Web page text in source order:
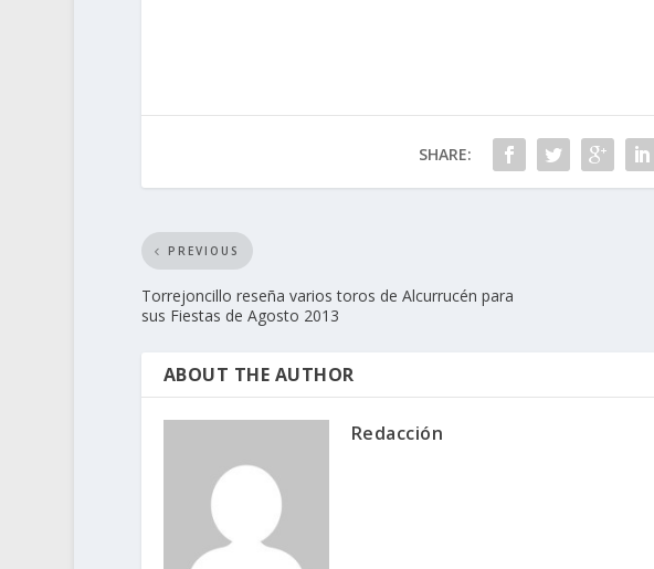
SHARE:
PREVIOUS
Torrejoncillo reseña varios toros de Alcurrucén para
sus Fiestas de Agosto 2013
ABOUT THE AUTHOR
Redacción